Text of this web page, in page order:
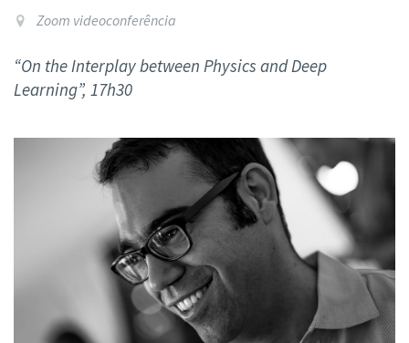
Zoom videoconferência
“On the Interplay between Physics and Deep
Learning”, 17h30